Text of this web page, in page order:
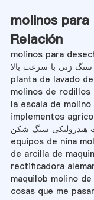
molinos
Relación
molinos para
سنگ زنی با سرعت بالا
planta de lavado
molinos de rodillos
la escala de molino
implementos
هیدرولیکی سنگ شکن
equipos de nina
de arcilla de
rectificadora
maquilob molino
cosas que me